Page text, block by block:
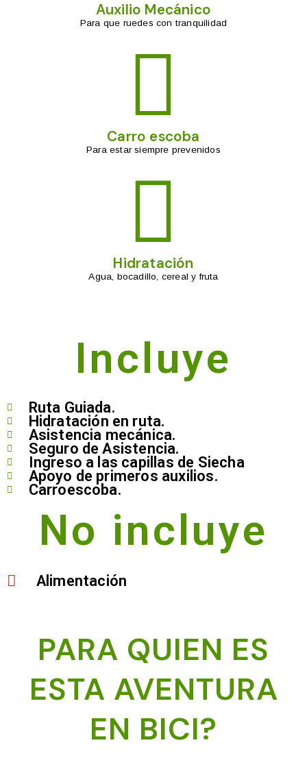
Auxilio Mecánico
Para que ruedes con tranquilidad
Carro escoba
Para estar siempre prevenidos
Hidratación
Agua, bocadillo, cereal y fruta
Incluye
Ruta Guiada.
Hidratación en ruta.
Asistencia mecánica.
Seguro de Asistencia.
Ingreso a las capillas de Siecha
Apoyo de primeros auxilios.
Carroescoba.
No incluye
Alimentación
PARA QUIEN ES
ESTA AVENTURA
EN BICI?